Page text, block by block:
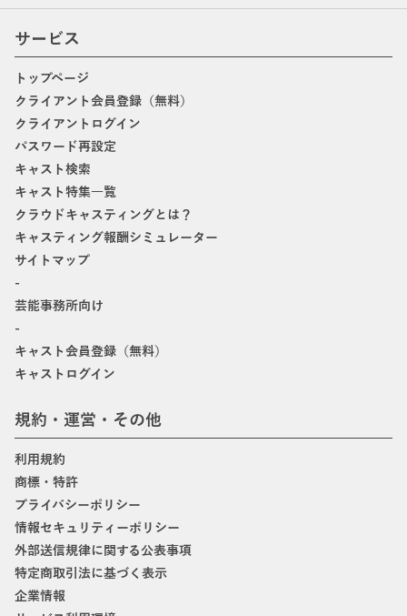
サービス
トップページ
クライアント会員登録（無料）
クライアントログイン
パスワード再設定
キャスト検索
キャスト特集一覧
クラウドキャスティングとは？
キャスティング報酬シミュレーター
サイトマップ
-
芸能事務所向け
-
キャスト会員登録（無料）
キャストログイン
規約・運営・その他
利用規約
商標・特許
プライバシーポリシー
情報セキュリティーポリシー
外部送信規律に関する公表事項
特定商取引法に基づく表示
企業情報